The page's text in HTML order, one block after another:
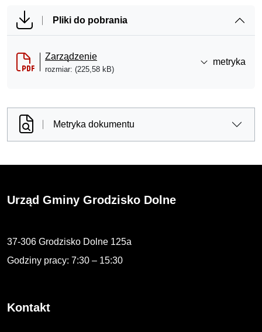
Pliki do pobrania
Zarządzenie
rozmiar: (225,58 kB)
metryka
Metryka dokumentu
Urząd Gminy Grodzisko Dolne
37-306 Grodzisko Dolne 125a
Godziny pracy: 7:30 – 15:30
Kontakt